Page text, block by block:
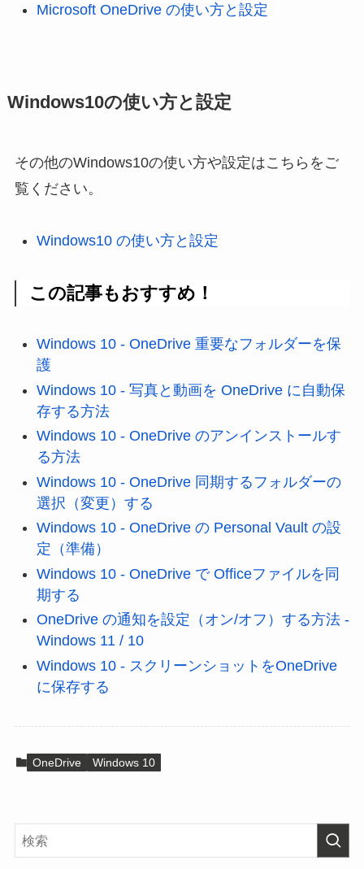
Microsoft OneDrive の使い方と設定
Windows10の使い方と設定
その他のWindows10の使い方や設定はこちらをご
覧ください。
Windows10 の使い方と設定
この記事もおすすめ！
Windows 10 - OneDrive 重要なフォルダーを保
護
Windows 10 - 写真と動画を OneDrive に自動保
存する方法
Windows 10 - OneDrive のアンインストールす
る方法
Windows 10 - OneDrive 同期するフォルダーの
選択（変更）する
Windows 10 - OneDrive の Personal Vault の設
定（準備）
Windows 10 - OneDrive で Officeファイルを同
期する
OneDrive の通知を設定（オン/オフ）する方法 -
Windows 11 / 10
Windows 10 - スクリーンショットをOneDrive
に保存する
OneDrive Windows 10